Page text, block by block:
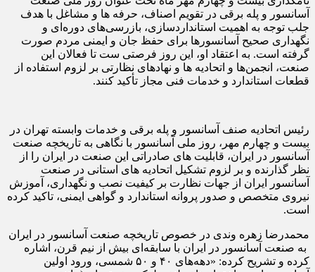
آسانسور و پله برقی در تقویم اصناف، حرفه ها و مشاغل با هدف
جلب توجه به اهمیت استانداردسازی، بازرسی‌های دوره‌ای و
نگهداری صحیح آسانسورها برای حفظ جان و ایمنی مردم صورت
گرفته است. به اعتقاد او، این روز فرصتی ست تا فعالان این
صنعت، انجمن‌ها و اتحادیه ها و نهادهای نظارتی بر لزوم استفاده از
قطعات استاندارد و خدمات فنی مجاز تأکید کنند.
رئیس اتحادیه صنف آسانسور و پله برقی و خدمات وابسته تهران در
بیست و چهارم مهر، روز ملی آسانسور با نگاهی به تاریخچه صنعت
آسانسور در ایران، قابلیت های صادراتی این صنعت در ایران را از
نظر گذارنده و بر لزوم تشکیل اتحادیه های استانی در صنعت
آسانسور ایران از جهات نظارت بر کیفیت نصب و نگهداری، آموزش
نیروی متخصص و صدور پروانه استاندارد و گواهی ایمنی، تاکید کرده
است.
محمدرضا زهره وندی در خصوص تاریخچه صنعت آسانسور در ایران
به صنعت آسانسور در ایران با سابقه‌ای بیش از نیم قرن، اشاره
کرده و تشریح کرده: «دهه‌های ۴۰ و ۵۰ شمسی، ورود اولین